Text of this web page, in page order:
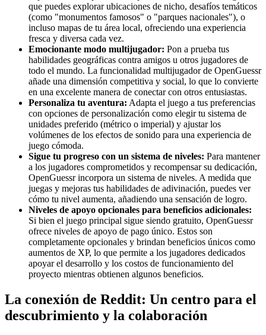
que puedes explorar ubicaciones de nicho, desafíos temáticos
(como "monumentos famosos" o "parques nacionales"), o
incluso mapas de tu área local, ofreciendo una experiencia
fresca y diversa cada vez.
Emocionante modo multijugador: Pon a prueba tus
habilidades geográficas contra amigos u otros jugadores de
todo el mundo. La funcionalidad multijugador de OpenGuessr
añade una dimensión competitiva y social, lo que lo convierte
en una excelente manera de conectar con otros entusiastas.
Personaliza tu aventura: Adapta el juego a tus preferencias
con opciones de personalización como elegir tu sistema de
unidades preferido (métrico o imperial) y ajustar los
volúmenes de los efectos de sonido para una experiencia de
juego cómoda.
Sigue tu progreso con un sistema de niveles: Para mantener
a los jugadores comprometidos y recompensar su dedicación,
OpenGuessr incorpora un sistema de niveles. A medida que
juegas y mejoras tus habilidades de adivinación, puedes ver
cómo tu nivel aumenta, añadiendo una sensación de logro.
Niveles de apoyo opcionales para beneficios adicionales:
Si bien el juego principal sigue siendo gratuito, OpenGuessr
ofrece niveles de apoyo de pago único. Estos son
completamente opcionales y brindan beneficios únicos como
aumentos de XP, lo que permite a los jugadores dedicados
apoyar el desarrollo y los costos de funcionamiento del
proyecto mientras obtienen algunos beneficios.
La conexión de Reddit: Un centro para el
descubrimiento y la colaboración